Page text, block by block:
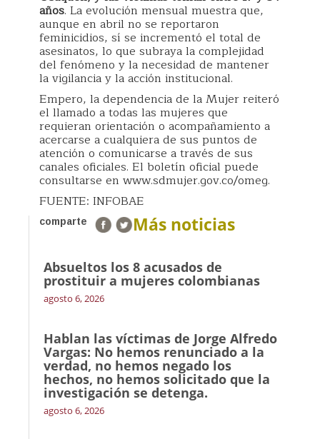
años. La evolución mensual muestra que,
aunque en abril no se reportaron
feminicidios, sí se incrementó el total de
asesinatos, lo que subraya la complejidad
del fenómeno y la necesidad de mantener
la vigilancia y la acción institucional.
Empero, la dependencia de la Mujer reiteró
el llamado a todas las mujeres que
requieran orientación o acompañamiento a
acercarse a cualquiera de sus puntos de
atención o comunicarse a través de sus
canales oficiales. El boletín oficial puede
consultarse en www.sdmujer.gov.co/omeg.
FUENTE: INFOBAE
comparte Más noticias
Absueltos los 8 acusados de
prostituir a mujeres colombianas
agosto 6, 2026
Hablan las víctimas de Jorge Alfredo
Vargas: No hemos renunciado a la
verdad, no hemos negado los
hechos, no hemos solicitado que la
investigación se detenga.
agosto 6, 2026